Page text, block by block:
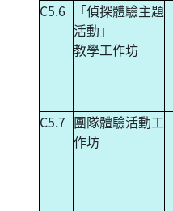
C5.6
「偵探體驗主題
活動」
教學工作坊
C5.7 團隊體驗活動工
作坊